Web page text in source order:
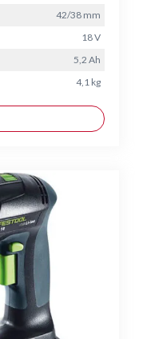
42/38 mm
18 V
5,2 Ah
4,1 kg